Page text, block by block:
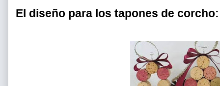
El diseño para los tapones de corcho: